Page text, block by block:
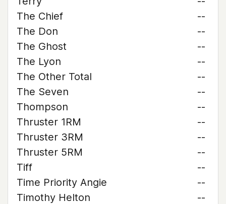
The Chief
--
The Don
--
The Ghost
--
The Lyon
--
The Other Total
--
The Seven
--
Thompson
--
Thruster 1RM
--
Thruster 3RM
--
Thruster 5RM
--
Tiff
--
Time Priority Angie
--
Timothy Helton
--